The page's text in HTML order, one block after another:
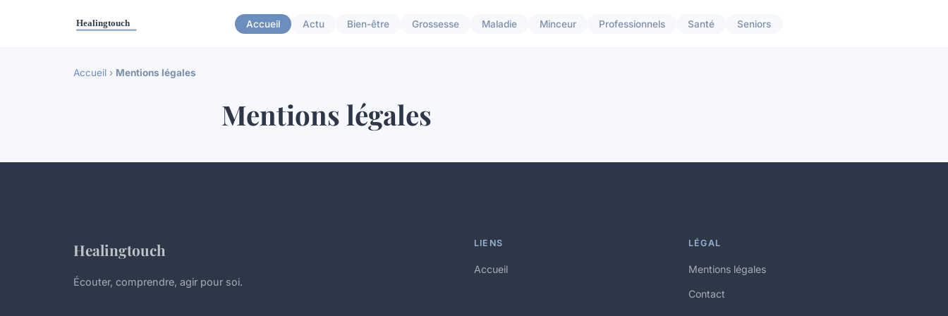
Accueil Actu Bien-être Grossesse Maladie Minceur Professionnels Santé Seniors
Accueil › Mentions légales
Mentions légales
Healingtouch
Écouter, comprendre, agir pour soi.
LIENS
Accueil
LÉGAL
Mentions légales
Contact